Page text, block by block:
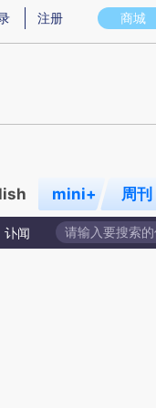
图存在偏差。不代表财新
商城
注册
mini+ 周刊
讣闻